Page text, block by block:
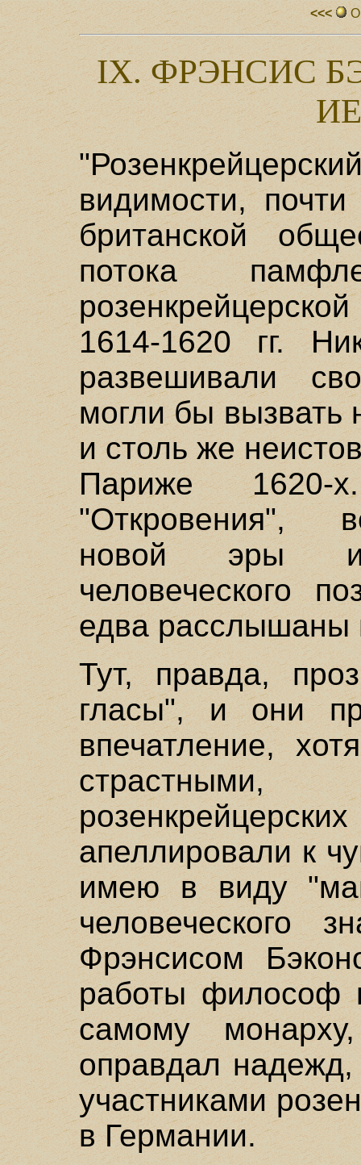
<<<
IX. ФРЭНСИС
видимости,
британской
потока
1614-1620 гг.
развешивали
могли бы вызвать
и столь же
Париже 1620-
"Откровения",
новой эры и
человеческого
едва расслышаны
Тут, правда,
гласы", и они
впечатление,
апеллировали к
имею в виду
человеческого
Фрэнсисом
работы философ
самому
оправдал надежд,
участниками
в Германии.